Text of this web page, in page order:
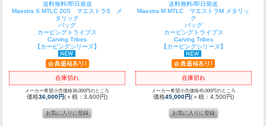
送料無料/即日発送
Maestra S MTLC 20S マエストラS メ
タリック
バッグ
カービングトライブス
Carving Tribes
【カービングシリーズ】
在庫切れ
メーカー希望小売価格36,000円のところ
価格36,000円(＋税：3,600円)
送料無料/即日発送
Maestra M MTLC マエストラM メタリッ
ク
バッグ
カービングトライブス
Carving Tribes
【カービングシリーズ】
在庫切れ
メーカー希望小売価格45,000円のところ
価格45,000円(＋税：4,500円)